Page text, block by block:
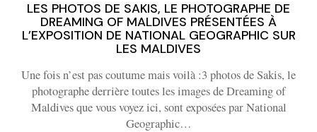
LES PHOTOS DE SAKIS, LE PHOTOGRAPHE DE
DREAMING OF MALDIVES PRÉSENTÉES À
L’EXPOSITION DE NATIONAL GEOGRAPHIC SUR
LES MALDIVES
Une fois n’est pas coutume mais voilà :3 photos de Sakis, le
photographe derrière toutes les images de Dreaming of
Maldives que vous voyez ici, sont exposées par National
Geographic…